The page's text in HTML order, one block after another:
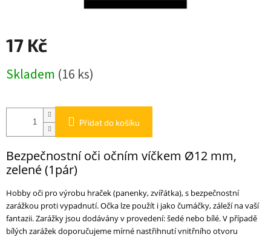
17 Kč
cena:
Skladem (16 ks)
Přidat do košíku
Bezpečnostní oči očním víčkem Ø12 mm,
zelené (1pár)
Hobby oči pro výrobu hraček (panenky, zvířátka), s bezpečnostní
zarážkou proti vypadnutí. Očka lze použít i jako čumáčky, záleží na vaší
fantazii. Zarážky jsou dodávány v provedení: šedé nebo bílé. V případě
bílých zarážekdoporučujeme mírné nastřihnutí vnitřního otvoru